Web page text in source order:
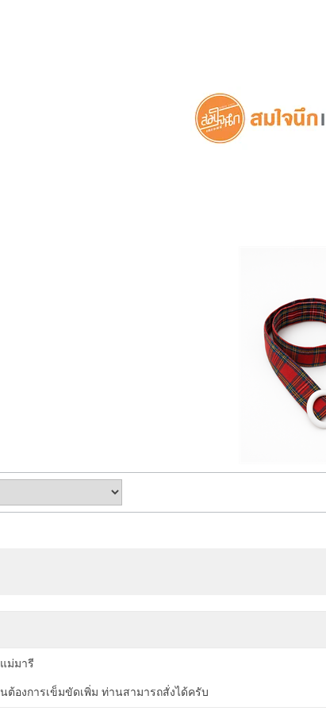
ม่มารี
องการเข็มขัดเพิ่ม ท่านสามารถสั่งได้ครับ